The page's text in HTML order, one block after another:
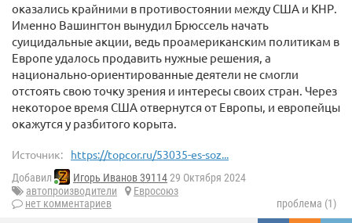
оказались крайними в противостоянии между США и КНР.
Именно Вашингтон вынудил Брюссель начать
суицидальные акции, ведь проамериканским политикам в
Европе удалось продавить нужные решения, а
национально-ориентированные деятели не смогли
отстоять свою точку зрения и интересы своих стран. Через
некоторое время США отвернутся от Европы, и европейцы
окажутся у разбитого корыта.
Источник: https://topcor.ru/53035-es-soz...
Добавил Игорь Иванов 3911429 Октября 2024
автопроизводители
Евросоюз
нет комментариев
проблема (1)